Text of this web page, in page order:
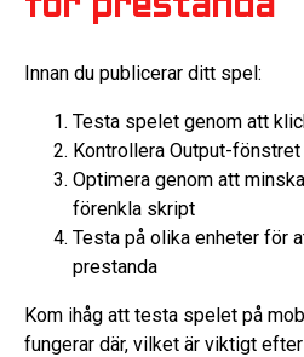
för prestanda
Innan du publicerar ditt spel:
Testa spelet genom att
Kontrollera Output-
Optimera genom att
förenkla skript
Testa på olika enheter för
prestanda
Kom ihåg att testa spelet på
fungerar där, vilket är viktigt